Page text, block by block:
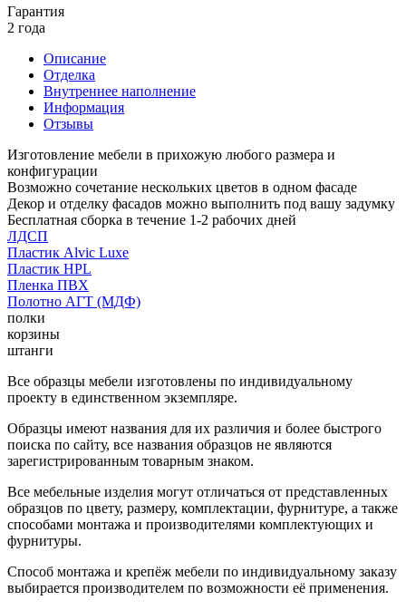
Гарантия
2 года
Описание
Отделка
Внутреннее наполнение
Информация
Отзывы
Изготовление мебели в прихожую любого размера и
конфигурации
Возможно сочетание нескольких цветов в одном фасаде
Декор и отделку фасадов можно выполнить под вашу задумку
Бесплатная сборка в течение 1-2 рабочих дней
ЛДСП
Пластик Alvic Luxe
Пластик HPL
Пленка ПВХ
Полотно АГТ (МДФ)
полки
корзины
штанги
Все образцы мебели изготовлены по индивидуальному
проекту в единственном экземпляре.
Образцы имеют названия для их различия и более быстрого
поиска по сайту, все названия образцов не являются
зарегистрированным товарным знаком.
Все мебельные изделия могут отличаться от представленных
образцов по цвету, размеру, комплектации, фурнитуре, а также
способами монтажа и производителями комплектующих и
фурнитуры.
Способ монтажа и крепёж мебели по индивидуальному заказу
выбирается производителем по возможности её применения.